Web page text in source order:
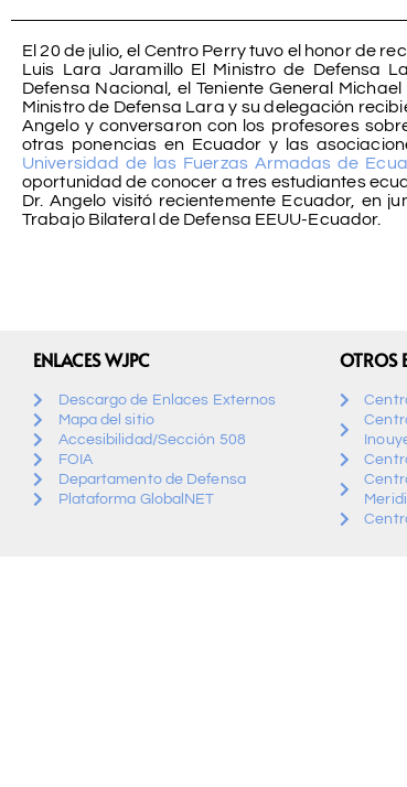
El 20 de julio, el Centro Perry tuvo el honor de
Luis Lara Jaramillo El Ministro de Defensa
Defensa Nacional, el Teniente General
Ministro de Defensa Lara y su delegación
Angelo y conversaron con los profesores
otras ponencias en Ecuador y las
Universidad de las Fuerzas Armadas de
oportunidad de conocer a tres estudiantes
Dr. Angelo visitó recientemente Ecuador, en
Trabajo Bilateral de Defensa EEUU-Ecuador.
ENLACES WJPC
Descargo de Enlaces Externos
Mapa del sitio
Accesibilidad/Sección 508
FOIA
Departamento de Defensa
Plataforma GlobalNET
OTROS